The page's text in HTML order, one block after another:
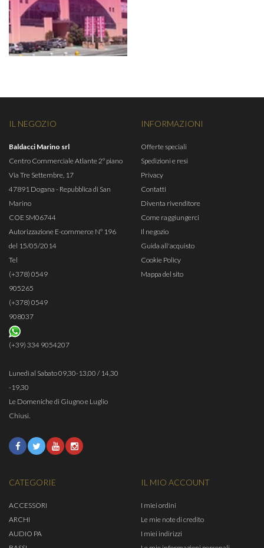
IL NEGOZIO
Baldacci Marino srl
Centro Commerciale Atlante 2° piano
Via Tre Settembre, 17
47891 Dogana - Repubblica di San
Marino
COE SM06744
Autorizzazione E-commerce N° 196
del 15/05/2014
Tel
(+378) 0549
905265
(+378) 0549
908037
(+39) 334 9054207
Lunedì al Sabato 09,30-13,00 / 14,30
-19,30
Le Domeniche di Giugno e Luglio
Chiusi.
INFORMAZIONI
Offerte speciali
Spedizioni e resi
Privacy
Contatti
Diventa rivenditore
Come raggiungerci
Il negozio
Guida all'acquisto
Cookie Policy
Mappa del sito
CATEGORIE
ACCESSORI
ARCHI
AUDIO PA
IL MIO ACCOUNT
I miei ordini
Le mie note di credito
I miei indirizzi